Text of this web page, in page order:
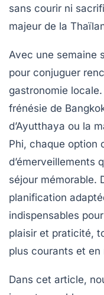
sans courir ni
majeur de la
Avec une semaine
pour conjuguer
gastronomie
frénésie de
d’Ayutthaya ou la
Phi, chaque option
d’émerveillements
séjour mémorable.
planification
indispensables
plaisir et praticité,
plus courants et en
Dans cet article,